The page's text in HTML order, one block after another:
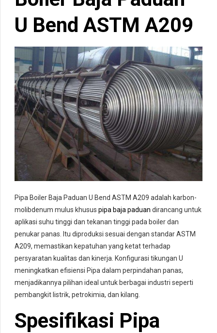
U Bend ASTM A209
Pipa Boiler Baja Paduan U Bend ASTM A209 adalah karbon-
molibdenum mulus khusus pipa baja paduan dirancang untuk
aplikasi suhu tinggi dan tekanan tinggi pada boiler dan
penukar panas. Itu diproduksi sesuai dengan standar ASTM
A209, memastikan kepatuhan yang ketat terhadap
persyaratan kualitas dan kinerja. Konfigurasi tikungan U
meningkatkan efisiensi Pipa dalam perpindahan panas,
menjadikannya pilihan ideal untuk berbagai industri seperti
pembangkit listrik, petrokimia, dan kilang.
Spesifikasi Pipa